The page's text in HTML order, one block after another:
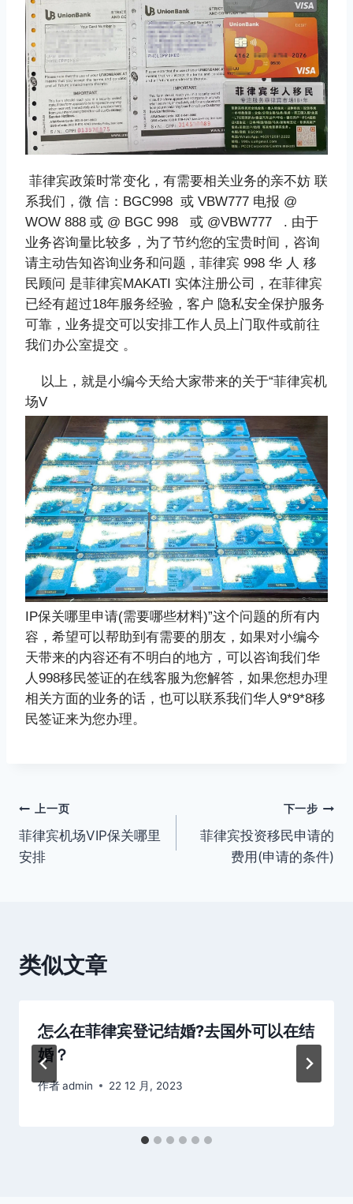
菲律宾政策时常变化，有需要相关业务的亲不妨 联
系我们，微 信：BGC998 或 VBW777 电报 @
WOW 888 或 @ BGC 998 或 @VBW777 . 由于
业务咨询量比较多，为了节约您的宝贵时间，咨询
请主动告知咨询业务和问题，菲律宾 998 华 人 移
民顾问 是菲律宾MAKATI 实体注册公司，在菲律宾
已经有超过18年服务经验，客户 隐私安全保护服务
可靠，业务提交可以安排工作人员上门取件或前往
我们办公室提交 。
以上，就是小编今天给大家带来的关于“菲律宾机
场V
IP保关哪里申请(需要哪些材料)”这个问题的所有内
容，希望可以帮助到有需要的朋友，如果对小编今
天带来的内容还有不明白的地方，可以咨询我们华
人998移民签证的在线客服为您解答，如果您想办理
相关方面的业务的话，也可以联系我们华人9*9*8移
民签证来为您办理。
文
章
上一页
菲律宾机场VIP保关哪里
安排
下一步
菲律宾投资移民申请的
费用(申请的条件)
类似文章
怎么在菲律宾登记结婚?去国外可以在结
婚？
作者admin 22 12 月, 2023